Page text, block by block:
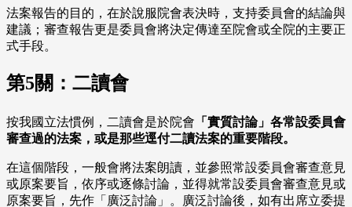
法案報告的目的，在於說服院會表決時，支持委員會的結論與
建議；審查報告更是委員會將決定傳達至院會或全院的主要正
式手段。
第5關：二讀會
按我國立法慣例，二讀會是於院會 「實質討論」各常設委員會
審查過的法案，或是那些逕付二讀法案的重要階段。
在這個階段，一般會將法案朗讀，並參照常設委員會審查意見
或原案要旨，依序或逐條討論，並得就常設委員會審查意見或
原案要旨，先作「廣泛討論」。廣泛討論後，如有出席立委提